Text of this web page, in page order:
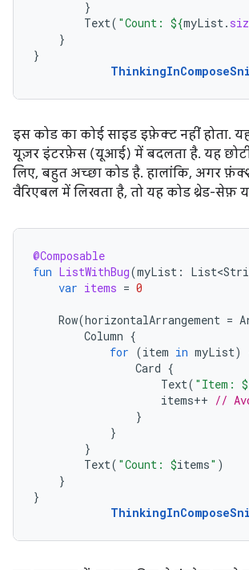
}
Text( "Count: ${myList.
}
}
इस कोड का कोई साइड इफ़ेक्ट नहीं होता.
यूज़र इंटरफ़ेस (यूआई) में बदलता है. यह
लिए, बहुत अच्छा कोड है. हालांकि, अगर
वैरिएबल में लिखता है, तो यह कोड थ्रेड-सेफ़
@Composable
fun ListWithBug(myList :
var items = 0
Row(horizontalArrangement =
Column {
for (item in myList)
Card {
Text( "Item: $
items++ //
}
}
}
Text( "Count: $items" )
}
}